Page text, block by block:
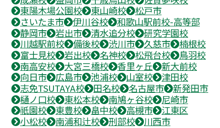
東陽木場公園校
東山崎校
松戸市
さいたま市
伊川谷校
和歌山駅前校-高等部
静岡市
岩出市 清水追分校
研究学園校
川越駅前校
備後校 渋川市 久慈市
楠根校
富士見校
岩出校 名神校 松飛台校
鳥羽校
南高安校
大宮三橋校 香里ヶ丘
新大前校
向日市
広島市 池浦校 山室校
津田校
志免TSUTAYA校
田名校 名古屋市
新発田市
樋ノ口校
東松本校 南鳩ヶ谷校
尼崎市
祇園校
東豊校 畠中校 高槻市
江東区
小松校
南浦和辻校 刑部校
川西市